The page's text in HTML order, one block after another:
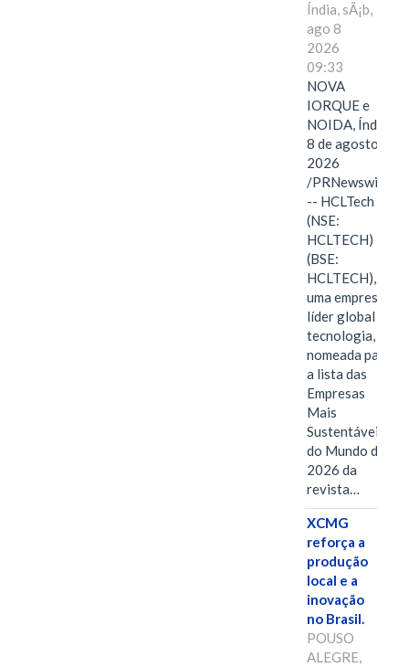
Índia, sÃ¡b,
ago 8
2026
09:33
NOVA
IORQUE e
NOIDA, Índia,
8 de agosto de
2026
/PRNewswire/
-- HCLTech
(NSE:
HCLTECH)
(BSE:
HCLTECH),
uma empresa
líder global em
tecnologia, foi
nomeada para
a lista das
Empresas
Mais
Sustentáveis
do Mundo de
2026 da
revista…
XCMG
reforça a
produção
local e a
inovação
no Brasil.
POUSO
ALEGRE,